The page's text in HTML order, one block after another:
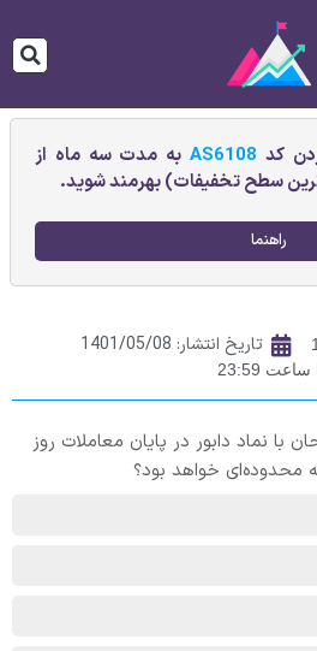
کد AS6108به مدت سه ماه از
سطح تخفیفات) بهرمند شوید.
راهنما
تاریخ انتشار: 1401/05/08
با نماد دابور در پایان معاملات روز